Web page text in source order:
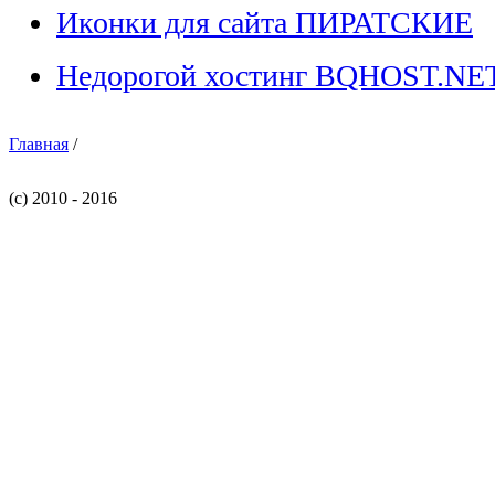
Иконки для сайта ПИРАТСКИЕ
Недорогой хостинг
Главная /
(c) 2010 - 2016